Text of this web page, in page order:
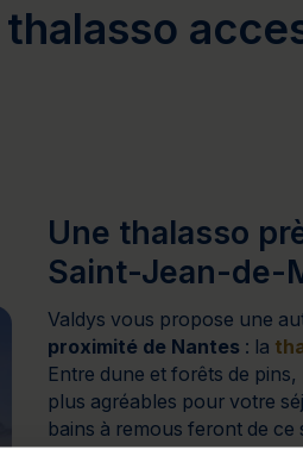
Une thalasso
Saint-Jean-de-
Valdys vous propose une
proximité de Nantes : la
Entre dune et forêts de
plus agréables pour votre
bains à remous feront de